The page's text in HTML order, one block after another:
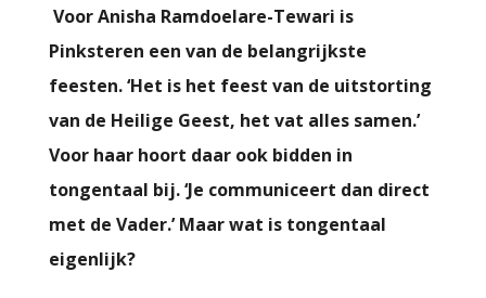
Voor Anisha Ramdoelare-Tewari is
Pinksteren een van de belangrijkste
feesten. ‘Het is het feest van de uitstorting
van de Heilige Geest, het vat alles samen.’
Voor haar hoort daar ook bidden in
tongentaal bij. ‘Je communiceert dan direct
met de Vader.’ Maar wat is tongentaal
eigenlijk?